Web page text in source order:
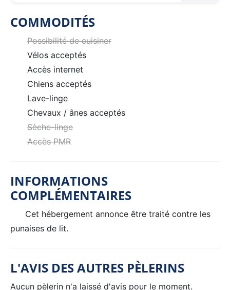
COMMODITÉS
Possibilité de cuisiner
Vélos acceptés
Accès internet
Chiens acceptés
Lave-linge
Chevaux / ânes acceptés
Sèche-linge
Accès PMR
INFORMATIONS
COMPLÉMENTAIRES
Cet hébergement annonce être traité contre les
punaises de lit.
L'AVIS DES AUTRES PÈLERINS
Aucun pèlerin n'a laissé d'avis pour le moment.